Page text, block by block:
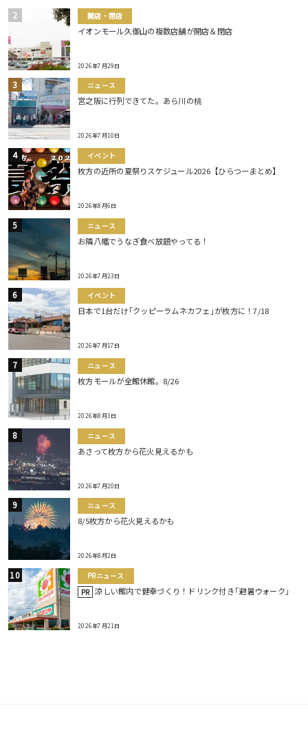
開店・閉店
イオンモール久御山の複数店舗が開店＆閉店
2026年7月29日
ニュース
宮之阪に行列できてた。あら川の桃
2026年7月10日
イベント
枚方の近所の夏祭りスケジュール2026【ひらつーまとめ】
2026年8月6日
ニュース
お隣八幡でうなぎ食べ放題やってる！
2026年7月23日
イベント
日本で1台だけ｢クッピーラムネカフェ｣が枚方に！7/18
2026年7月17日
ニュース
枚方モールが全館休館。8/26
2026年8月3日
ニュース
あさって枚方から花火見えるかも
2026年7月20日
ニュース
8/5枚方から花火見えるかも
2026年8月2日
PRニュース
PR 涼しい館内で健幸づくり！ドリンク付き｢避暑ウォーク｣
2026年7月21日